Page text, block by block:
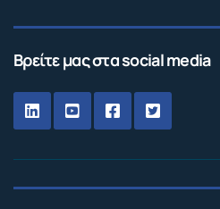
Βρείτε μας στα social media